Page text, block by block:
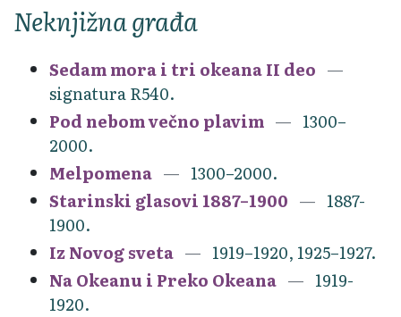
Neknjižna građa
Sedam mora i tri okeana II deo
signatura R540.
Pod nebom večno plavim
1300–
2000.
Melpomena
1300–2000.
Starinski glasovi 1887–1900
1887-
1900.
Iz Novog sveta
1919–1920, 1925–1927.
Na Okeanu i Preko Okeana
1919-
1920.